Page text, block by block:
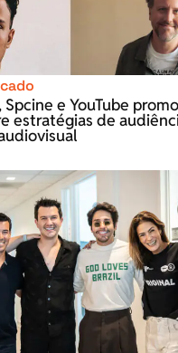
e YouTube
estratégias de